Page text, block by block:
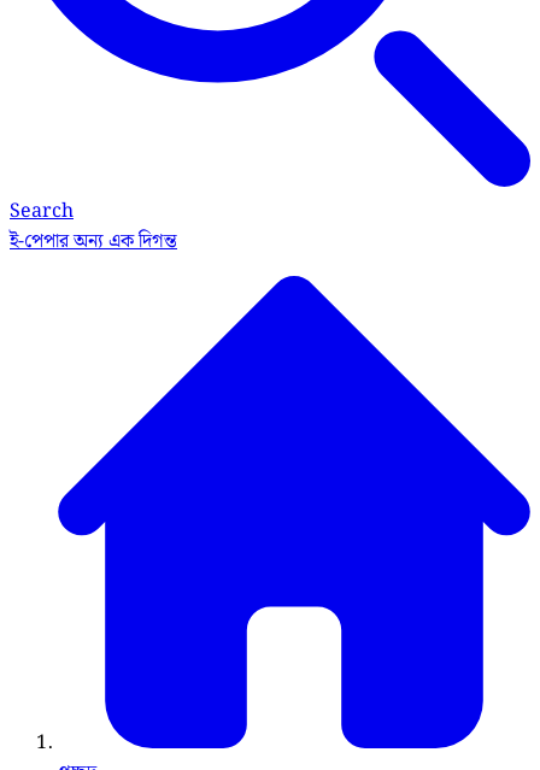
Search
ই-পেপারঅন্য এক দিগন্ত